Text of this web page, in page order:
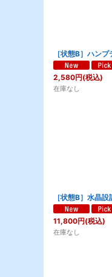
［状態B］ハン
2,580円(税込)
在庫なし
［状態B］水晶
11,800円(税込)
在庫なし